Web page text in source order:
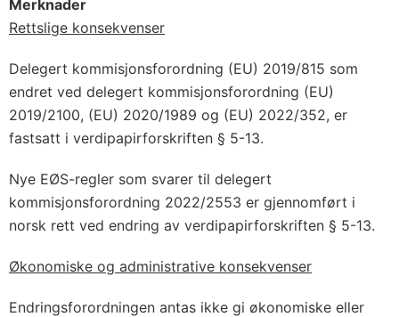
Merknader
Rettslige konsekvenser
Delegert kommisjonsforordning (EU) 2019/815 som
endret ved delegert kommisjonsforordning (EU)
2019/2100, (EU) 2020/1989 og (EU) 2022/352, er
fastsatt i verdipapirforskriften § 5-13.
Nye EØS-regler som svarer til delegert
kommisjonsforordning 2022/2553 er gjennomført i
norsk rett ved endring av verdipapirforskriften § 5-13.
Økonomiske og administrative konsekvenser
Endringsforordningen antas ikke gi økonomiske eller